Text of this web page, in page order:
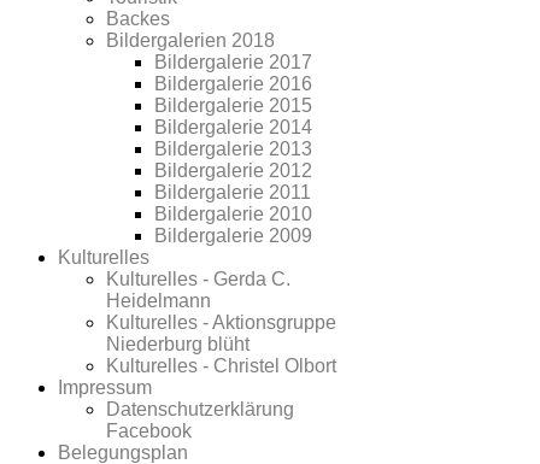
Backes
Bildergalerien 2018
Bildergalerie 2017
Bildergalerie 2016
Bildergalerie 2015
Bildergalerie 2014
Bildergalerie 2013
Bildergalerie 2012
Bildergalerie 2011
Bildergalerie 2010
Bildergalerie 2009
Kulturelles
Kulturelles - Gerda C.
Heidelmann
Kulturelles - Aktionsgruppe
Niederburg blüht
Kulturelles - Christel Olbort
Impressum
Datenschutzerklärung
Facebook
Belegungsplan